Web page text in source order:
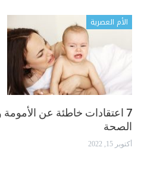
الأم العصرية
7 اعتقادات خاطئة عن
الصحة
أكتوبر 15, 2022